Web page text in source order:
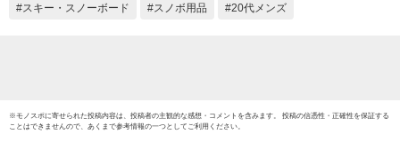
スキー・スノーボード スノボ用品 20代メンズ
※モノスポに寄せられた投稿内容は、投稿者の主観的な感想・コメントを含みます。 投稿の信憑性・正確性を保証する
ことはできませんので、あくまで参考情報の一つとしてご利用ください。